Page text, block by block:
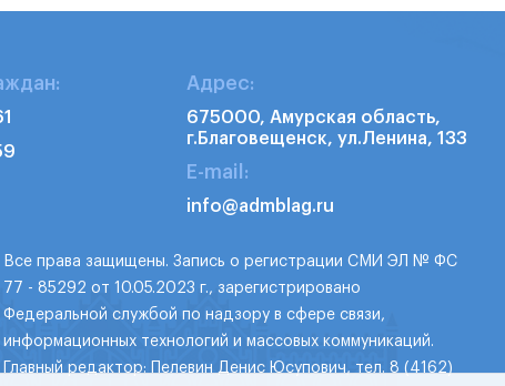
Адрес:
675000, Амурская область,
г.Благовещенск, ул.Ленина, 133
E-mail:
info@admblag.ru
Все права защищены. Запись о регистрации СМИ ЭЛ № ФС
77 - 85292 от 10.05.2023 г., зарегистрировано
Федеральной службой по надзору в сфере связи,
информационных технологий и массовых коммуникаций.
Главный редактор: Пелевин Денис Юсупович, тел. 8 (4162)